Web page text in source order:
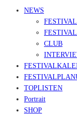
NEWS
CLUB
TOPLISTEN
Portrait
SHOP